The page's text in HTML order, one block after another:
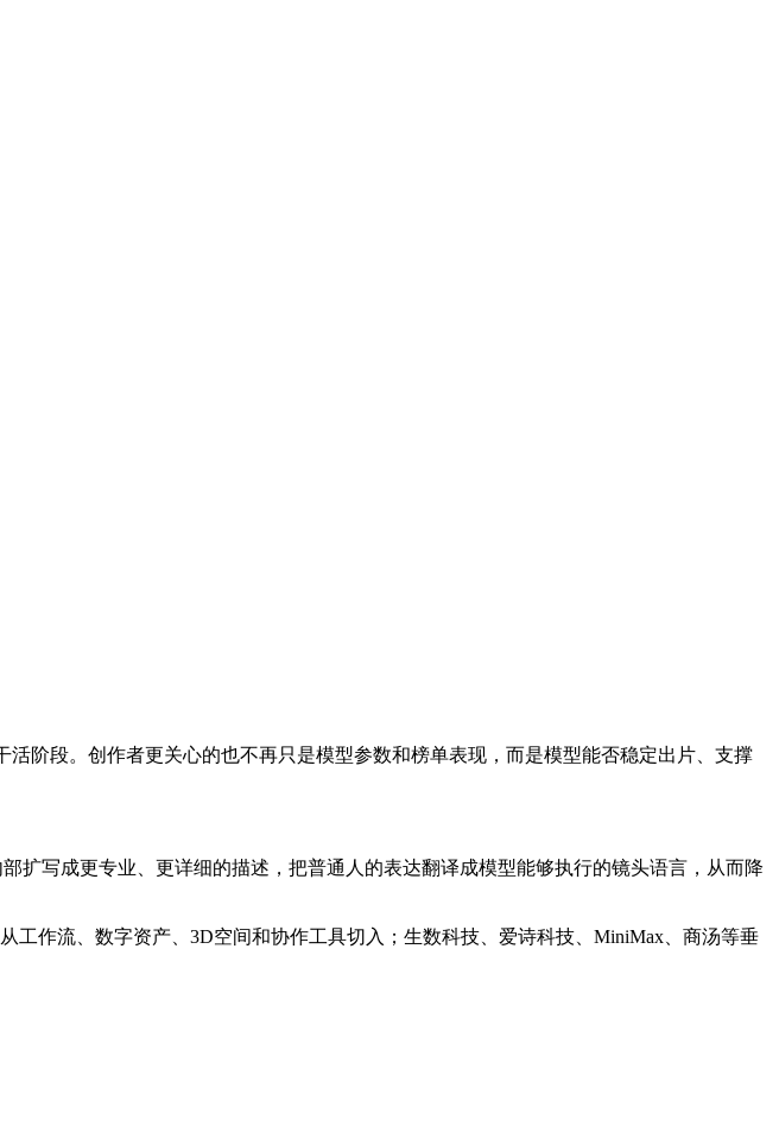
阶段。创作者更关心的也不再只是模型参数和榜单表现，而是模型能否稳定出片、支撑
扩写成更专业、更详细的描述，把普通人的表达翻译成模型能够执行的镜头语言，从而降
工作流、数字资产、3D空间和协作工具切入；生数科技、爱诗科技、MiniMax、商汤等垂